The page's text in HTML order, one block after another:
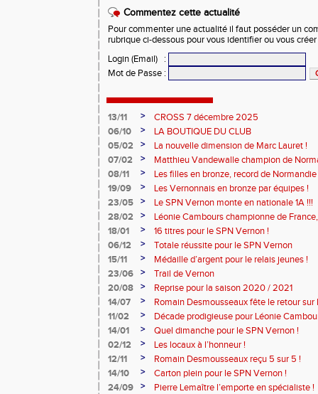
Commentez cette actualité
Pour commenter une actualité il faut posséder un
rubrique ci-dessous pour vous identifier ou vous
Login (Email)
:
Mot de Passe :
13/11 >
CROSS 7 décembre 2025
06/10
>
LA BOUTIQUE DU CLUB
05/02
>
La nouvelle dimension de Marc Lauret !
07/02
>
Matthieu Vandewalle champion de
08/11
>
Les filles en bronze, record de
19/09
>
Les Vernonnais en bronze par équipes !
23/05
>
Le SPN Vernon monte en nationale 1A !!!
28/02
>
Léonie Cambours championne de
!
18/01 >
16 titres pour le SPN Vernon !
06/12
>
Totale réussite pour le SPN Vernon
15/11
>
Médaille d’argent pour le relais jeunes !
23/06
>
Trail de Vernon
20/08
>
Reprise pour la saison 2020 / 2021
14/07
>
Romain Desmousseaux fête le retour sur
11/02
>
Décade prodigieuse pour Léonie
14/01
>
Quel dimanche pour le SPN Vernon !
02/12
>
Les locaux à l’honneur !
12/11
>
Romain Desmousseaux reçu 5 sur 5 !
14/10
>
Carton plein pour le SPN Vernon !
24/09
> Pierre Lemaître l’emporte en spécialiste !